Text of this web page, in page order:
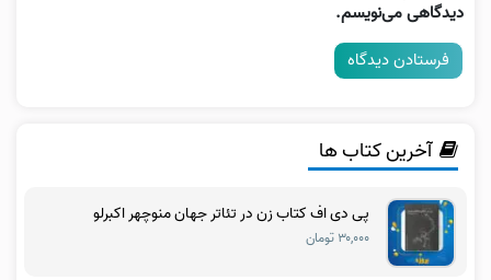
دیدگاهی می‌نویسم.
آخرین کتاب ها
پی دی اف کتاب زن در تئاتر جهان منوچهر اکبرلو
۳۰,۰۰۰ تومان